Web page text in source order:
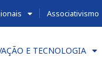
Associativismo
E TECNOLOGIA